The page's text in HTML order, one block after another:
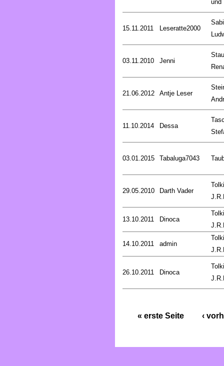
und
15.11.2011 Leseratte2000
03.11.2010 Jenni
21.06.2012 Antje Leser
11.10.2014 Dessa
03.01.2015 Tabaluga7043
29.05.2010 Darth Vader
13.10.2011 Dinoca
14.10.2011 admin
26.10.2011 Dinoca
« erste Seite ‹